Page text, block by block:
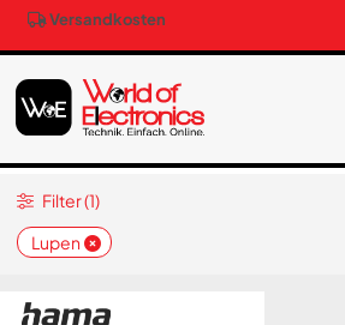
Versandkosten
Lupen
Filter (1)